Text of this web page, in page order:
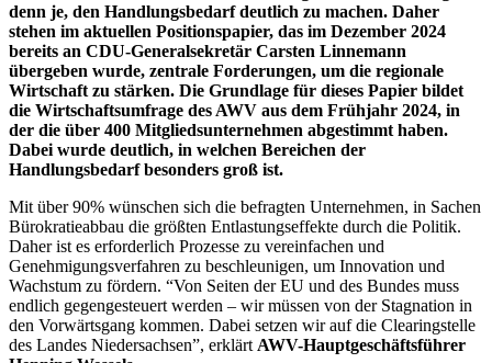
denn je, den Handlungsbedarf deutlich zu machen. Daher
stehen im aktuellen Positionspapier, das im Dezember 2024
bereits an CDU-Generalsekretär Carsten Linnemann
übergeben wurde, zentrale Forderungen, um die regionale
Wirtschaft zu stärken. Die Grundlage für dieses Papier bildet
die Wirtschaftsumfrage des AWV aus dem Frühjahr 2024, in
der die über 400 Mitgliedsunternehmen abgestimmt haben.
Dabei wurde deutlich, in welchen Bereichen der
Handlungsbedarf besonders groß ist.
Mit über 90% wünschen sich die befragten Unternehmen, in Sachen
Bürokratieabbau die größten Entlastungseffekte durch die Politik.
Daher ist es erforderlich Prozesse zu vereinfachen und
Genehmigungsverfahren zu beschleunigen, um Innovation und
Wachstum zu fördern. “Von Seiten der EU und des Bundes muss
endlich gegengesteuert werden – wir müssen von der Stagnation in
den Vorwärtsgang kommen. Dabei setzen wir auf die Clearingstelle
des Landes Niedersachsen”, erklärt AWV-Hauptgeschäftsführer